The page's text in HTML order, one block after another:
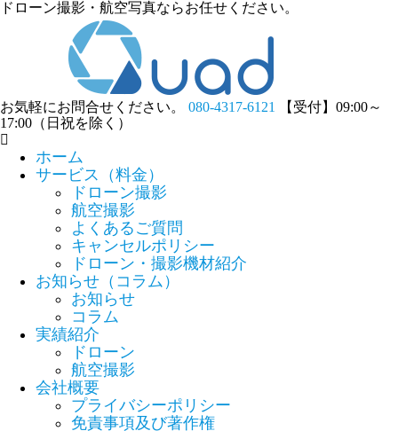
ドローン撮影・航空写真ならお任せください。
お気軽にお問合せください。 080-4317-6121
【受付】09:00～
17:00（日祝を除く）
ホーム
サービス（料金）
ドローン撮影
航空撮影
よくあるご質問
キャンセルポリシー
ドローン・撮影機材紹介
お知らせ（コラム）
お知らせ
コラム
実績紹介
ドローン
航空撮影
会社概要
プライバシーポリシー
免責事項及び著作権